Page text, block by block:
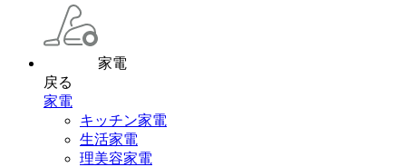
家電
戻る
家電
キッチン家電
生活家電
理美容家電